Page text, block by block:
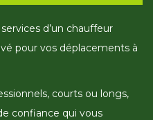
d’un chauffeur
pour vos déplacements à
courts ou longs,
confiance qui vous